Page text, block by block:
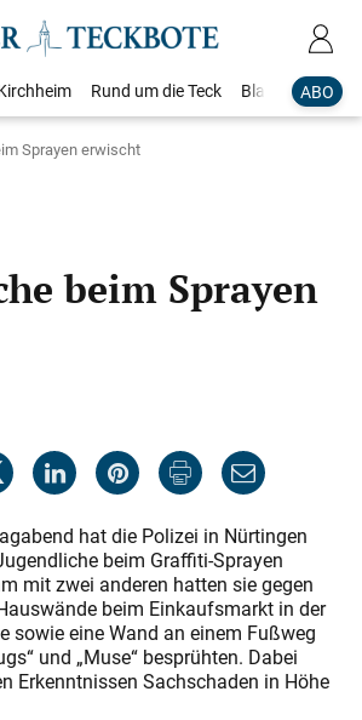
ABO
Rund um die Teck Blaulicht
Sprayen erwischt
beim Sprayen
hat die Polizei in Nürtingen
beim Graffiti-Sprayen
mit zwei anderen hatten sie gegen
beim Einkaufsmarkt in der
sowie eine Wand an einem Fußweg
und „Muse“ besprühten. Dabei
Erkenntnissen Sachschaden in Höhe